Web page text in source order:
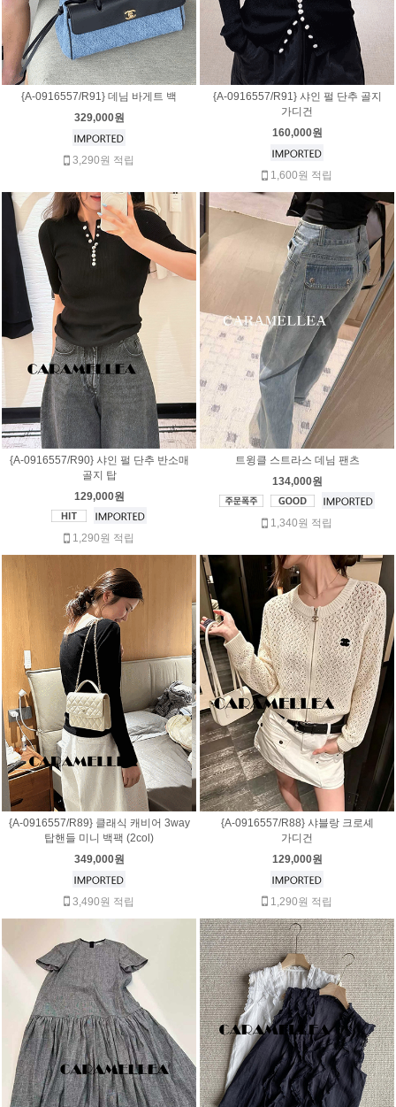
{A-0916557/R91} 데님 바게트 백
329,000원
3,290원 적립
{A-0916557/R91} 샤인 펄 단추 골지
가디건
160,000원
1,600원 적립
{A-0916557/R90} 샤인 펄 단추 반소매
골지 탑
129,000원
1,290원 적립
트윙클 스트라스 데님 팬츠
134,000원
1,340원 적립
{A-0916557/R89} 클래식 캐비어 3way
탑핸들 미니 백팩 (2col)
349,000원
3,490원 적립
{A-0916557/R88} 샤블랑 크로셰
가디건
129,000원
1,290원 적립